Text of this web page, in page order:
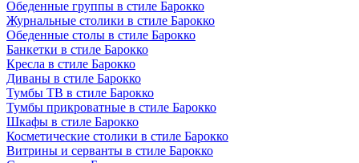
Обеденные группы в стиле Барокко
Журнальные столики в стиле Барокко
Обеденные столы в стиле Барокко
Банкетки в стиле Барокко
Кресла в стиле Барокко
Диваны в стиле Барокко
Тумбы ТВ в стиле Барокко
Тумбы прикроватные в стиле Барокко
Шкафы в стиле Барокко
Косметические столики в стиле Барокко
Витрины и серванты в стиле Барокко